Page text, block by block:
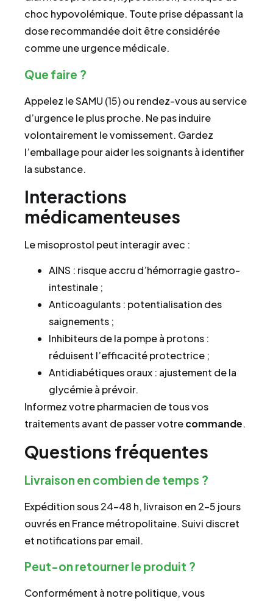
choc hypovolémique. Toute prise dépassant la
dose recommandée doit être considérée
comme une urgence médicale.
Que faire ?
Appelez le SAMU (15) ou rendez-vous au service
d’urgence le plus proche. Ne pas induire
volontairement le vomissement. Gardez
l’emballage pour aider les soignants à identifier
la substance.
Interactions
médicamenteuses
Le misoprostol peut interagir avec :
AINS : risque accru d’hémorragie gastro-
intestinale ;
Anticoagulants : potentialisation des
saignements ;
Inhibiteurs de la pompe à protons :
réduisent l’efficacité protectrice ;
Antidiabétiques oraux : ajustement de la
glycémie à prévoir.
Informez votre pharmacien de tous vos
traitements avant de passer votrecommande.
Questions fréquentes
Livraison en combien de temps ?
Expédition sous 24–48 h, livraison en 2–5 jours
ouvrés en France métropolitaine. Suivi discret
et notifications par email.
Peut-on retourner le produit ?
Conformément à notre politique, vous